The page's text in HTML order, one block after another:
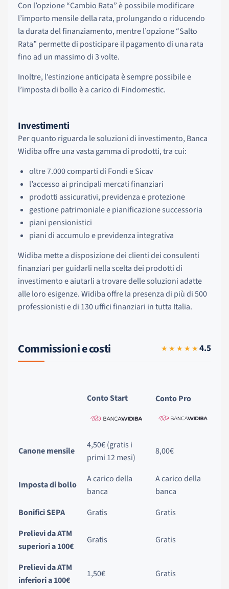
Con l’opzione “Cambio Rata” è possibile modificare
l’importo mensile della rata, prolungando o riducendo
la durata del finanziamento, mentre l’opzione “Salto
Rata” permette di posticipare il pagamento di una rata
fino ad un massimo di 3 volte.
Inoltre, l’estinzione anticipata è sempre possibile e
l’imposta di bollo è a carico di Findomestic.
Investimenti
Per quanto riguarda le soluzioni di investimento, Banca
Widiba offre una vasta gamma di prodotti, tra cui:
oltre 7.000 comparti di Fondi e Sicav
l’accesso ai principali mercati finanziari
prodotti assicurativi, previdenza e protezione
gestione patrimoniale e pianificazione successoria
piani pensionistici
piani di accumulo e previdenza integrativa
Widiba mette a disposizione dei clienti dei consulenti
finanziari per guidarli nella scelta dei prodotti di
investimento e aiutarli a trovare delle soluzioni adatte
alle loro esigenze. Widiba offre la presenza di più di 500
professionisti e di 130 uffici finanziari in tutta Italia.
Commissioni e costi ★★★★★4.5
Conto Start Conto Pro
Canone mensile
4,50€ (gratis i
primi 12 mesi)
8,00€
Imposta di bollo
A carico della
banca
A carico della
banca
Bonifici SEPA
Gratis
Gratis
Prelievi da ATM
superiori a 100€
Gratis Gratis
Prelievi da ATM
inferiori a 100€
1,50€ Gratis